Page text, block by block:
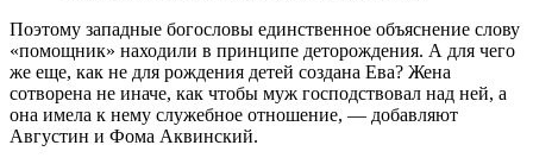
Поэтому западные богословы единственное объяснение слову
«помощник» находили в принципе деторождения. А для чего
же еще, как не для рождения детей создана Ева? Жена
сотворена не иначе, как чтобы муж господствовал над ней, а
она имела к нему служебное отношение, — добавляют
Августин и Фома Аквинский.